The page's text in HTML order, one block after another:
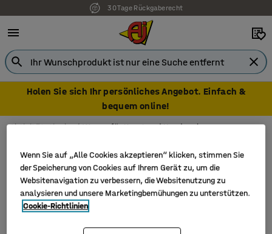
30 Tage Rückgaberecht
Holen Sie sich Ihr persönliches Angebot. Einfach &
bequem online!
Aktivitätstische Wagen für Kunst und Handwerk
Filter
Wenn Sie auf „Alle Cookies akzeptieren“ klicken, stimmen Sie
der Speicherung von Cookies auf Ihrem Gerät zu, um die
Websitenavigation zu verbessern, die Websitenutzung zu
analysieren und unsere Marketingbemühungen zu unterstützen.
Cookie-Richtlinien